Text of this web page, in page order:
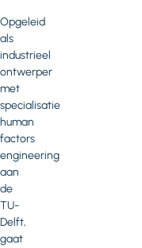
Opgeleid
als
industrieel
ontwerper
met
specialisatie
human
factors
engineering
aan
de
TU-
Delft,
gaat